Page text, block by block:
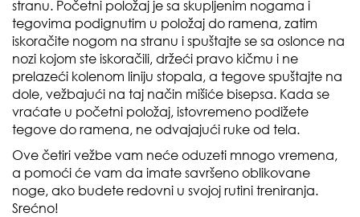
stranu. Početni položaj je sa skupljenim nogama i
tegovima podignutim u položaj do ramena, zatim
iskoračite nogom na stranu i spuštajte se sa oslonce na
nozi kojom ste iskoračili, držeći pravo kičmu i ne
prelazeći kolenom liniju stopala, a tegove spuštajte na
dole, vežbajući na taj način mišiće bisepsa. Kada se
vraćate u početni položaj, istovremeno podižete
tegove do ramena, ne odvajajući ruke od tela.
Ove četiri vežbe vam neće oduzeti mnogo vremena,
a pomoći će vam da imate savršeno oblikovane
noge, ako budete redovni u svojoj rutini treniranja.
Srećno!